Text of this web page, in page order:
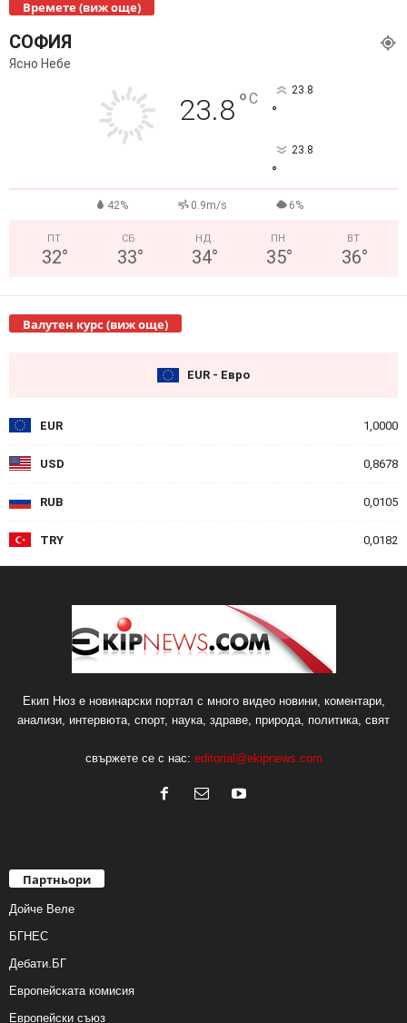
Времете (виж още)
СОФИЯ
Ясно Небе
23.8°C 23.8
°
23.8
°
42% 0.9m/s 6%
ПТ
32°
СБ
33°
НД
34°
ПН
35°
ВТ
36°
Валутен курс (виж още)
EUR - Евро
EUR 1,0000
USD 0,8678
RUB 0,0105
TRY 0,0182
Екип Нюз е новинарски портал с много видео новини, коментари,
анализи, интервюта, спорт, наука, здраве, природа, политика, свят
свържете се с нас: editorial@ekipnews.com
Партньори
Дойче Веле
БГНЕС
Дебати.БГ
Европейската комисия
Европейски съюз